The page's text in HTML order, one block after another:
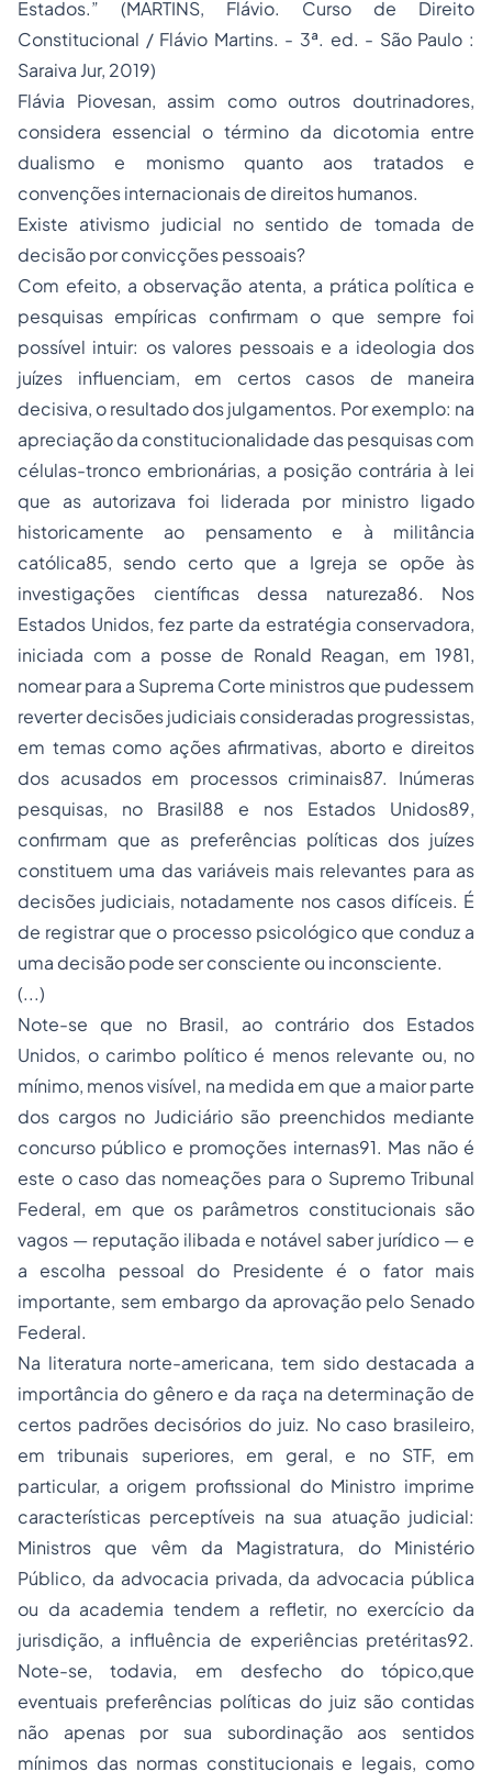
Estados.” (MARTINS, Flávio. Curso de Direito
Constitucional / Flávio Martins. - 3ª. ed. - São Paulo :
Saraiva Jur, 2019)
Flávia Piovesan, assim como outros doutrinadores,
considera essencial o término da dicotomia entre
dualismo e monismo quanto aos tratados e
convenções internacionais de direitos humanos.
Existe ativismo judicial no sentido de tomada de
decisão por convicções pessoais?
Com efeito, a observação atenta, a prática política e
pesquisas empíricas confirmam o que sempre foi
possível intuir: os valores pessoais e a ideologia dos
juízes influenciam, em certos casos de maneira
decisiva, o resultado dos julgamentos. Por exemplo: na
apreciação da constitucionalidade das pesquisas com
células-tronco embrionárias, a posição contrária à lei
que as autorizava foi liderada por ministro ligado
historicamente ao pensamento e à militância
católica85, sendo certo que a Igreja se opõe às
investigações científicas dessa natureza86. Nos
Estados Unidos, fez parte da estratégia conservadora,
iniciada com a posse de Ronald Reagan, em 1981,
nomear para a Suprema Corte ministros que pudessem
reverter decisões judiciais consideradas progressistas,
em temas como ações afirmativas, aborto e direitos
dos acusados em processos criminais87. Inúmeras
pesquisas, no Brasil88 e nos Estados Unidos89,
confirmam que as preferências políticas dos juízes
constituem uma das variáveis mais relevantes para as
decisões judiciais, notadamente nos casos difíceis. É
de registrar que o processo psicológico que conduz a
uma decisão pode ser consciente ou inconsciente.
(...)
Note-se que no Brasil, ao contrário dos Estados
Unidos, o carimbo político é menos relevante ou, no
mínimo, menos visível, na medida em que a maior parte
dos cargos no Judiciário são preenchidos mediante
concurso público e promoções internas91. Mas não é
este o caso das nomeações para o Supremo Tribunal
Federal, em que os parâmetros constitucionais são
vagos — reputação ilibada e notável saber jurídico — e
a escolha pessoal do Presidente é o fator mais
importante, sem embargo da aprovação pelo Senado
Federal.
Na literatura norte-americana, tem sido destacada a
importância do gênero e da raça na determinação de
certos padrões decisórios do juiz. No caso brasileiro,
em tribunais superiores, em geral, e no STF, em
particular, a origem profissional do Ministro imprime
características perceptíveis na sua atuação judicial:
Ministros que vêm da Magistratura, do Ministério
Público, da advocacia privada, da advocacia pública
ou da academia tendem a refletir, no exercício da
jurisdição, a influência de experiências pretéritas92.
Note-se, todavia, em desfecho do tópico,que
eventuais preferências políticas do juiz são contidas
não apenas por sua subordinação aos sentidos
mínimos das normas constitucionais e legais, como